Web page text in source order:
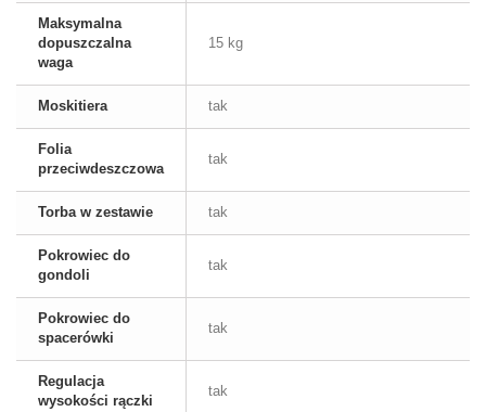
Maksymalna
dopuszczalna
waga
15 kg
Moskitiera tak
Folia
przeciwdeszczowa
tak
Torba w zestawie tak
Pokrowiec do
gondoli
tak
Pokrowiec do
spacerówki
tak
Regulacja
wysokości rączki
tak